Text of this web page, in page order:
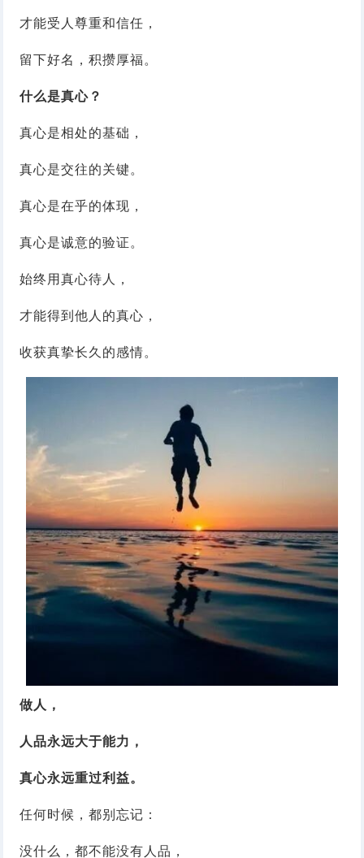
才能受人尊重和信任，
留下好名，积攒厚福。
什么是真心？
真心是相处的基础，
真心是交往的关键。
真心是在乎的体现，
真心是诚意的验证。
始终用真心待人，
才能得到他人的真心，
收获真挚长久的感情。
做人，
人品永远大于能力，
真心永远重过利益。
任何时候，都别忘记：
没什么，都不能没有人品，